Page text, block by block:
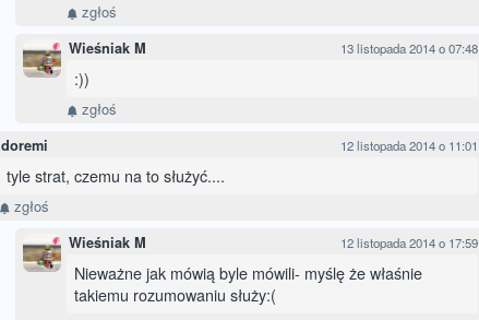
zgłoś
Wieśniak M 13 listopada 2014 o 07:48
:))
zgłoś
doremi 12 listopada 2014 o 11:01
tyle strat, czemu na to służyć....
zgłoś
Wieśniak M 12 listopada 2014 o 17:59
Nieważne jak mówią byle mówili- myślę że właśnie
takiemu rozumowaniu służy:(